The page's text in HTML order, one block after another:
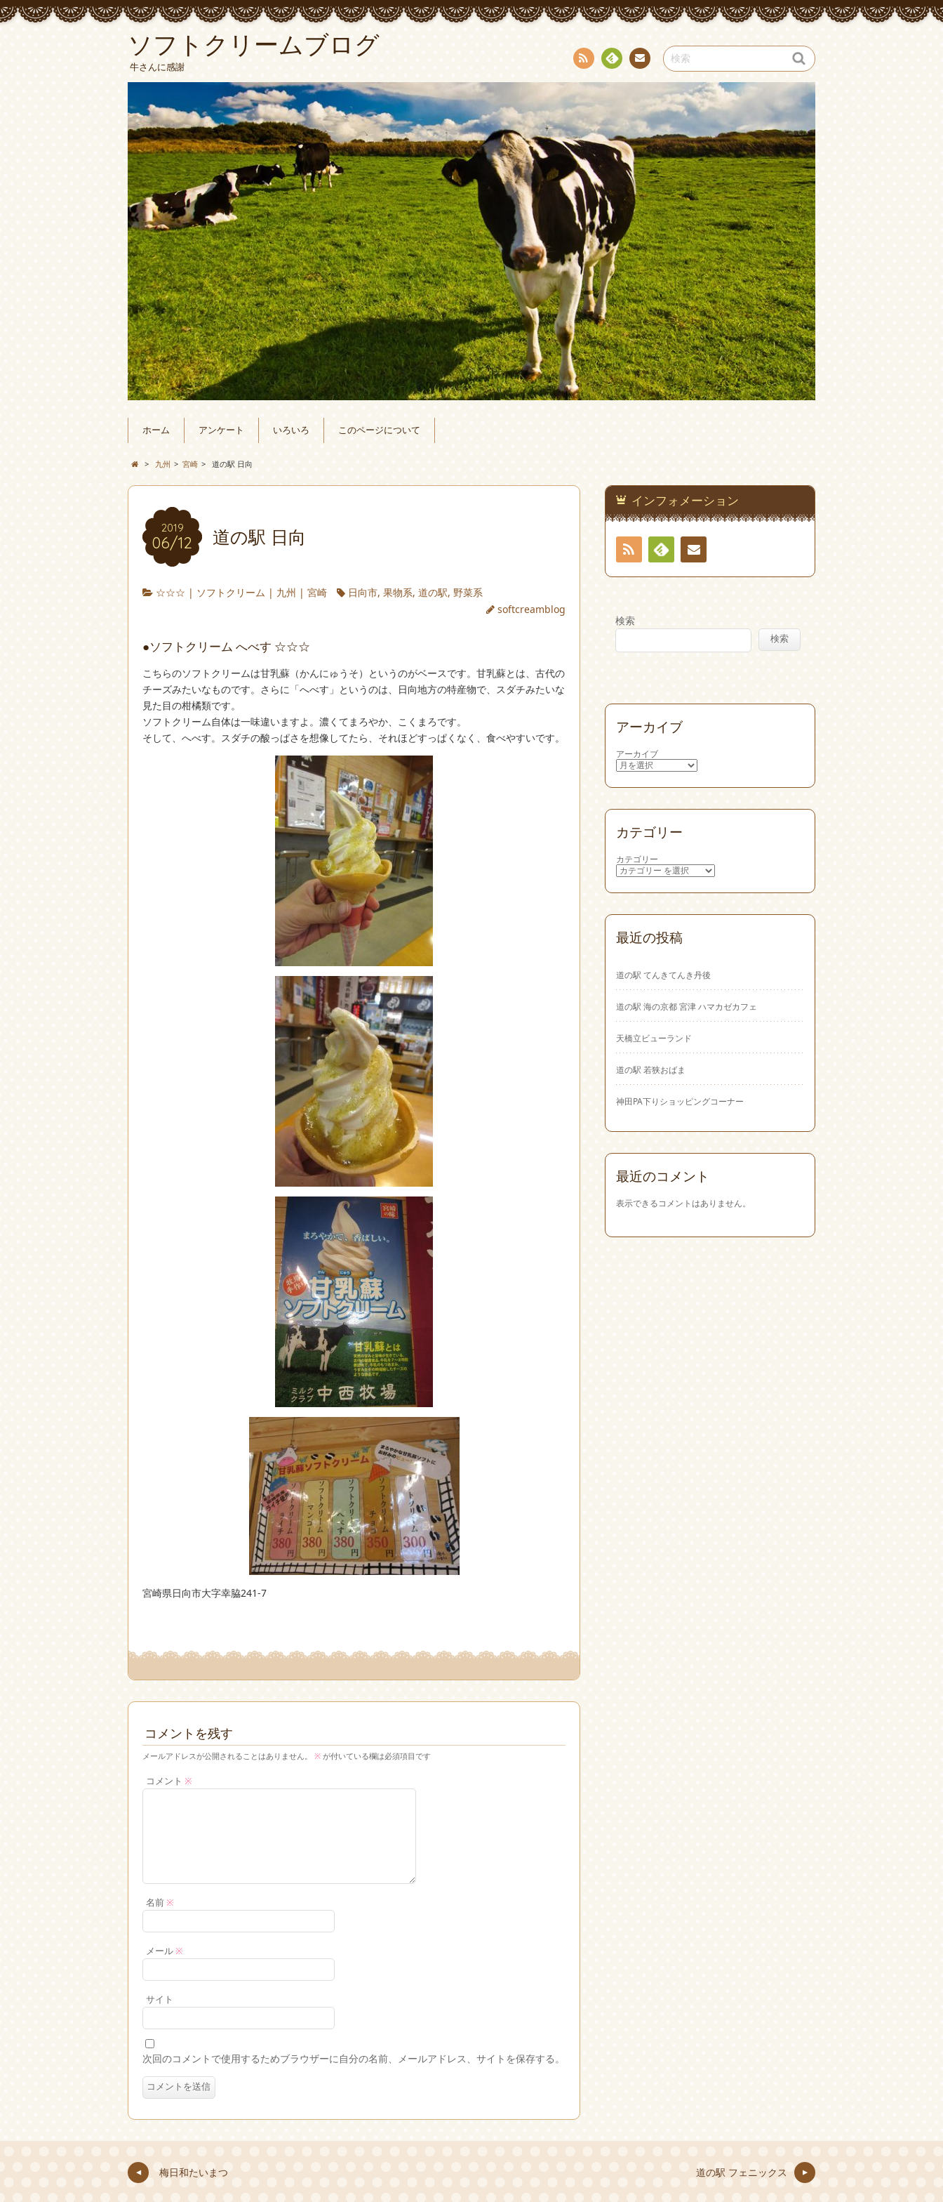
ソフトクリームブログ
牛さんに感謝
RSS Fee
わせ
ホーム アンケート いろいろ このページについて
> 九州 > 宮崎 > 道の駅 日向
2019
06/12 道の駅 日向
☆☆☆ | ソフトクリーム | 九州 |宮崎 日向市,果物系,道の駅, 野菜系
softcreamblog
●ソフトクリーム へべす ☆☆☆
こちらのソフトクリームは甘乳蘇（かんにゅうそ）というのがベースです。甘乳蘇とは、古代の
チーズみたいなものです。さらに「へべす」というのは、日向地方の特産物で、スダチみたいな
見た目の柑橘類です。
ソフトクリーム自体は一味違いますよ。濃くてまろやか、こくまろです。
そして、へべす。スダチの酸っぱさを想像してたら、それほどすっぱくなく、食べやすいです。
宮崎県日向市大字幸脇241-7
コメントを残す
メールアドレスが公開されることはありません。 ※ が付いている欄は必須項目です
コメント ※
名前※
メール※
サイト
次回のコメントで使用するためブラウザーに自分の名前、メールアドレス、サイトを保存する。
インフォメーション
RSS
Feedlyお問
わせ
検索
検索
アーカイブ
アーカイブ
カテゴリー
カテゴリー
最近の投稿
道の駅 てんきてんき丹後
道の駅 海の京都 宮津 ハマカゼカフェ
天橋立ビューランド
道の駅 若狭おばま
神田PA下りショッピングコーナー
最近のコメント
表示できるコメントはありません。
梅日和たいまつ 道の駅 フェニックス